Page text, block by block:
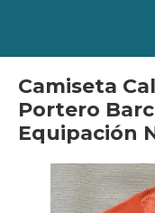
Camiseta
Portero
Equipación